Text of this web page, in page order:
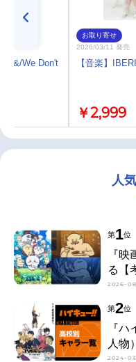
We Don't
お取り寄せ
2026/03/11 発売
【音楽】
￥2,999
人
第1位
『
る【
2026-
第2位
『
人物
2024-